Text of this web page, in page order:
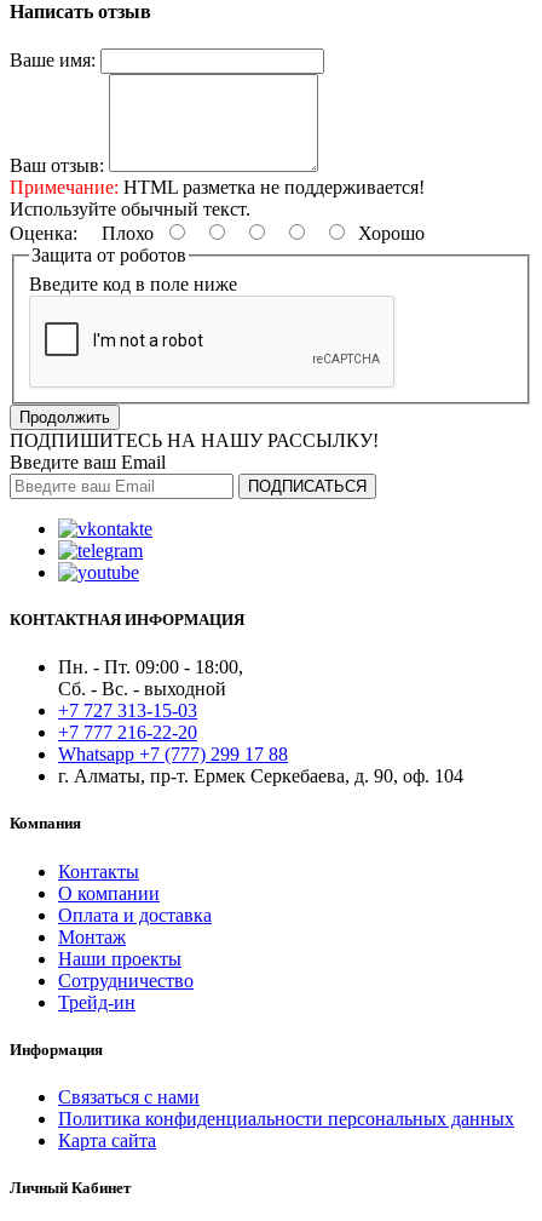
Написать отзыв
Ваше имя:
Ваш отзыв:
Примечание: HTML разметка не поддерживается!
Используйте обычный текст.
Оценка: Плохо
Хорошо
Защита от роботов
Введите код в поле ниже
Продолжить
ПОДПИШИТЕСЬ НА НАШУ РАССЫЛКУ!
Введите ваш Email
ПОДПИСАТЬСЯ
КОНТАКТНАЯ ИНФОРМАЦИЯ
Пн. - Пт. 09:00 - 18:00,
Сб. - Вс. - выходной
+7 727 313-15-03
+7 777 216-22-20
Whatsapp +7 (777) 299 17 88
г. Алматы, пр-т. Ермек Серкебаева, д. 90, оф. 104
Компания
Контакты
О компании
Оплата и доставка
Монтаж
Наши проекты
Сотрудничество
Трейд-ин
Информация
Связаться с нами
Политика конфиденциальности персональных данных
Карта сайта
Личный Кабинет